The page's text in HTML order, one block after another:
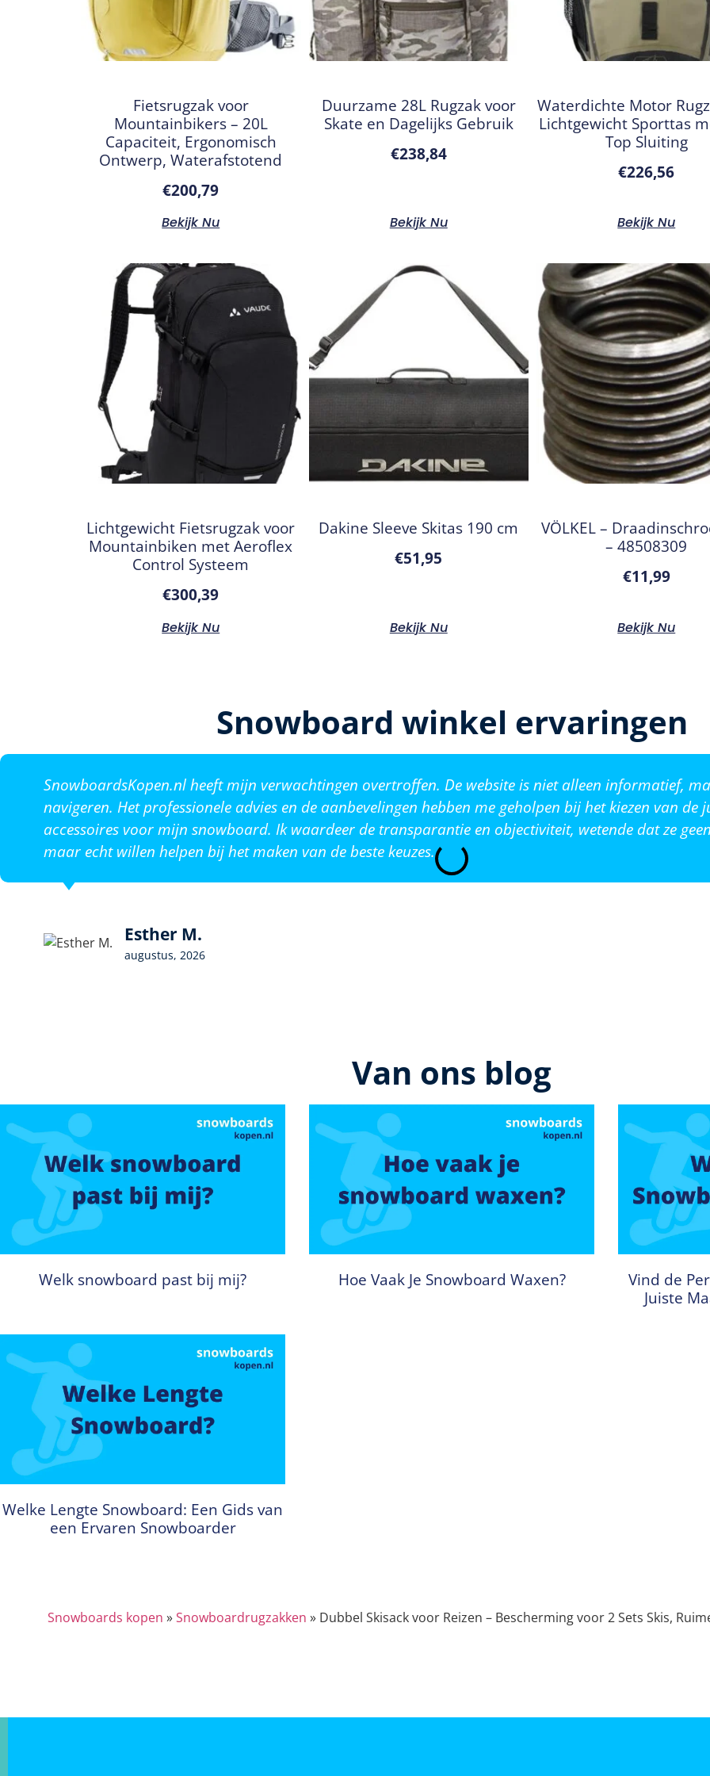
Fietsrugzak voor
Mountainbikers – 20L
Capaciteit, Ergonomisch
Ontwerp, Waterafstotend
€200,79
Bekijk Nu
Duurzame 28L Rugzak voor
Skate en Dagelijks Gebruik
€238,84
Bekijk Nu
Waterdichte Motor
Lichtgewicht Sporttas
Top Sluiting
€226,56
Bekijk Nu
Lichtgewicht Fietsrugzak voor
Mountainbiken met Aeroflex
Control Systeem
€300,39
Bekijk Nu
Dakine Sleeve Skitas 190 cm
€51,95
Bekijk Nu
VÖLKEL –
– 48508309
€11,99
Bekijk Nu
Snowboard winkel ervaringen
SnowboardsKopen.nl heeft mijn verwachtingen overtroffen. De website is niet alleen informatief,
navigeren. Het professionele advies en de aanbevelingen hebben me geholpen bij het kiezen van de
accessoires voor mijn snowboard. Ik waardeer de transparantie en objectiviteit, wetende dat ze
maar echt willen helpen bij het maken van de beste keuzes.
Esther M.
augustus, 2026
Van ons blog
Welk snowboard past bij mij? Hoe Vaak Je Snowboard Waxen?
Vind de
Juiste
Welke Lengte Snowboard: Een Gids van
een Ervaren Snowboarder
Snowboards kopen »Snowboardrugzakken » Dubbel Skisack voor Reizen – Bescherming voor 2 Sets Skis,